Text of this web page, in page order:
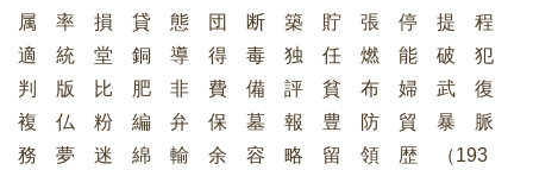
属 率 損 貸 態 団 断 築 貯 張 停 提 程
適 統 堂 銅 導 得 毒 独 任 燃 能 破 犯
判 版 比 肥 非 費 備 評 貧 布 婦 武 復
複 仏 粉 編 弁 保 墓 報 豊 防 貿 暴 脈
務 夢 迷 綿 輸 余 容 略 留 領 歴 （193